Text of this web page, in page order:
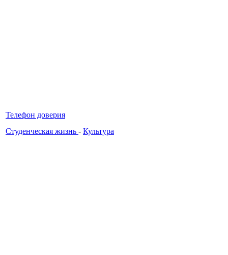
Телефон доверия
Студенческая жизнь - Культура